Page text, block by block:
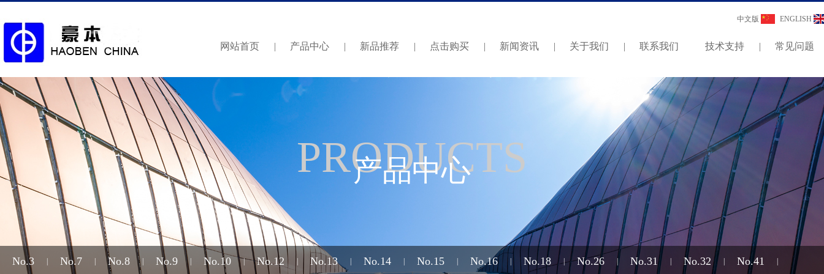
ENGLISH
中文版
网站首页 | 产品中心 | 新品推荐 | 点击购买 | 新闻资讯 | 关于我们 | 联系我们 技术支持 | 常见问题
PRODUCTS
产品中心
No.3 No.7 No.8 No.9 No.10 | No.12 No.13 No.14 No.15 No.16 No.18 No.26 | No.31 No.32 No.41